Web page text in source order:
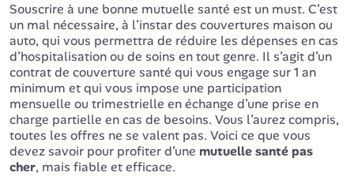
Souscrire à une bonne mutuelle santé est un must. C’est
un mal nécessaire, à l’instar des couvertures maison ou
auto, qui vous permettra de réduire les dépenses en cas
d’hospitalisation ou de soins en tout genre. Il s’agit d’un
contrat de couverture santé qui vous engage sur 1 an
minimum et qui vous impose une participation
mensuelle ou trimestrielle en échange d’une prise en
charge partielle en cas de besoins. Vous l’aurez compris,
toutes les offres ne se valent pas. Voici ce que vous
devez savoir pour profiter d’une mutuelle santé pas
cher, mais fiable et efficace.